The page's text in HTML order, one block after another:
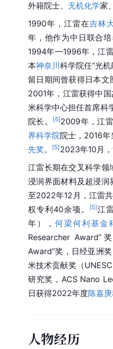
外籍院士、 无机化学家
1990年，江雷在吉林
年，他作为中日联合
1994年—1996年，江
本神奈川科学院任“光机
留日期间曾获得日本
2001年，江雷获得中
米科学中心担任首席科
院长。
[6]2009年，江
界科学院院士，2016年
先奖。 [5] 2023年10月
江雷长期在交叉科学领
浸润界面材料及超浸
至2022年12月，江雷
权专利40余项。
[5]江
年）， 何梁何利基金
Researcher Award”
Award”奖，日经亚洲
米技术贡献奖（
研究奖，ACS Nano
日获得2022年度陈嘉
人物经历